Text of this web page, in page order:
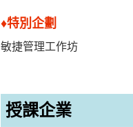
♦特別企劃
敏捷管理工作坊
授課企業